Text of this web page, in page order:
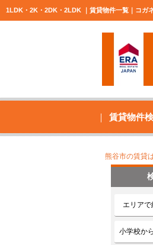
1LDK・2K・2DK・2LDK ｜賃貸物件一覧｜コ
賃貸物件
熊谷市の賃貸
エリアで
小学校か